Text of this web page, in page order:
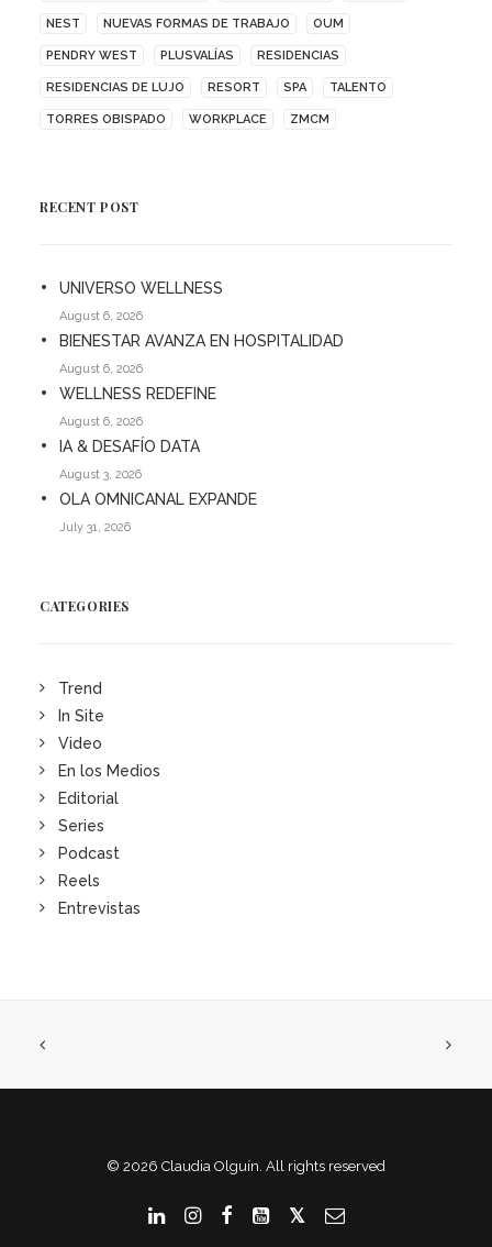
NEST NUEVAS FORMAS DE TRABAJO OUM
PENDRY WEST PLUSVALÍAS RESIDENCIAS
RESIDENCIAS DE LUJO RESORT SPA TALENTO
TORRES OBISPADO WORKPLACE ZMCM
RECENT POST
UNIVERSO WELLNESS
August 6, 2026
BIENESTAR AVANZA EN HOSPITALIDAD
August 6, 2026
WELLNESS REDEFINE
August 6, 2026
IA & DESAFÍO DATA
August 3, 2026
OLA OMNICANAL EXPANDE
July 31, 2026
CATEGORIES
Trend
In Site
Video
En los Medios
Editorial
Series
Podcast
Reels
Entrevistas
© 2026 Claudia Olguín. All rights reserved